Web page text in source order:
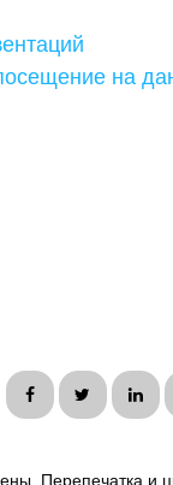
на
Перепечатка и